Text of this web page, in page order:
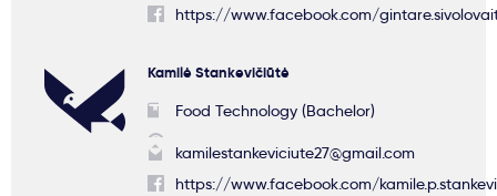
https://www.facebook.com/
Kamilė Stankevičiūtė
Food Technology (Bachelor)
kamilestankeviciute27@gmail.com
https://www.facebook.com/